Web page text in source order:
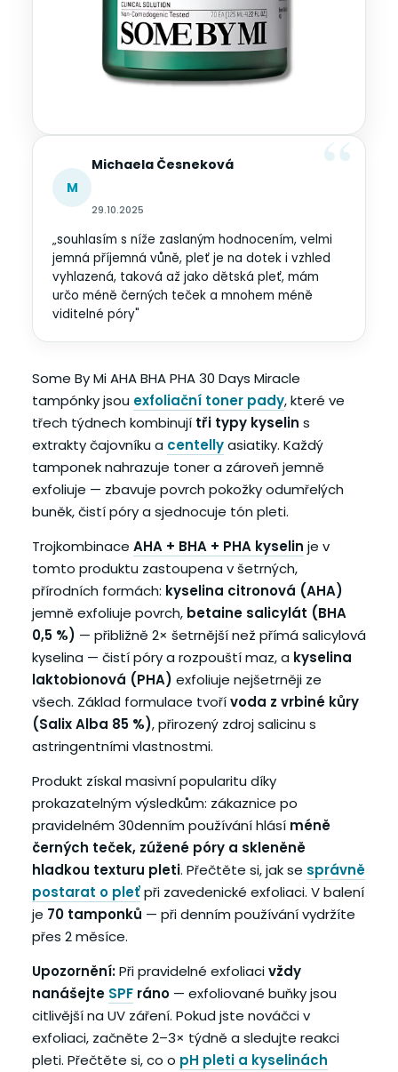
Some By Mi AHA BHA PHA 30 Days Miracle
tampónky jsou exfoliační toner pady, které ve
třech týdnech kombinují tři typy kyselin s
extrakty čajovníku a centellyasiatiky. Každý
tamponek nahrazuje toner a zároveň jemně
exfoliuje — zbavuje povrch pokožky odumřelých
buněk, čistí póry a sjednocuje tón pleti.
Trojkombinace AHA + BHA + PHA kyselin je v
tomto produktu zastoupena v šetrných,
přírodních formách: kyselina citronová (AHA)
jemně exfoliuje povrch, betaine salicylát (BHA
0,5 %) — přibližně 2× šetrnější než přímá salicylová
kyselina — čistí póry a rozpouští maz, a kyselina
laktobionová (PHA) exfoliuje nejšetrněji ze
všech. Základ formulace tvořívoda z vrbiné kůry
(Salix Alba 85 %), přirozený zdroj salicinu s
astringentními vlastnostmi.
Produkt získal masivní popularitu díky
prokazatelným výsledkům: zákaznice po
pravidelném 30denním používání hlásí méně
černých teček, zúžené póry a skleněně
hladkou texturu pleti. Přečtěte si, jak se správně
postarat o pleťpři zavedenické exfoliaci. V balení
je 70 tamponků — při denním používání vydržíte
přes 2 měsíce.
Upozornění:Při pravidelné exfoliacivždy
nanášejte SPF ráno — exfoliované buňky jsou
citlivější na UV záření. Pokud jste nováčci v
exfoliaci, začněte 2–3× týdně a sledujte reakci
pleti. Přečtěte si, co o pH pleti a kyselinách
M
Michaela Česneková
29.10.2025
„souhlasím s níže zaslaným hodnocením, velmi
jemná příjemná vůně, pleť je na dotek i vzhled
vyhlazená, taková až jako dětská pleť, mám
určo méně černých teček a mnohem méně
viditelné póry"